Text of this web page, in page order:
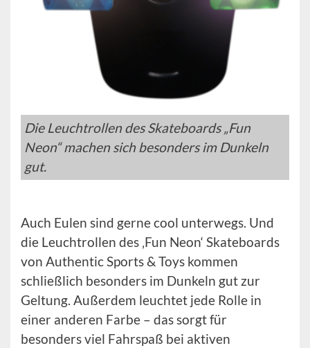
Die Leuchtrollen des Skateboards „Fun
Neon“ machen sich besonders im Dunkeln
gut.
Auch Eulen sind gerne cool unterwegs. Und
die Leuchtrollen des ‚Fun Neon‘ Skateboards
von Authentic Sports & Toys kommen
schließlich besonders im Dunkeln gut zur
Geltung. Außerdem leuchtet jede Rolle in
einer anderen Farbe – das sorgt für
besonders viel Fahrspaß bei aktiven